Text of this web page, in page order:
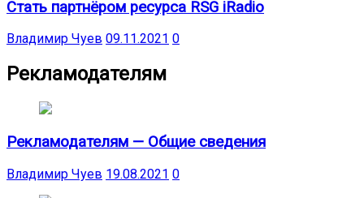
Стать партнёром ресурса RSG iRadio
Владимир Чуев 09.11.2021 0
Рекламодателям
Рекламодателям — Общие сведения
Владимир Чуев 19.08.2021 0